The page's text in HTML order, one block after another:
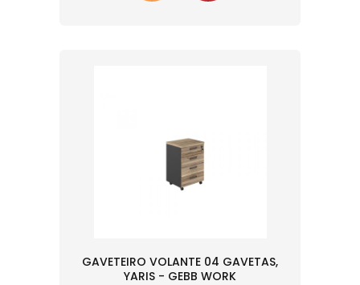
GAVETEIRO VOLANTE 04 GAVETAS,
YARIS - GEBB WORK